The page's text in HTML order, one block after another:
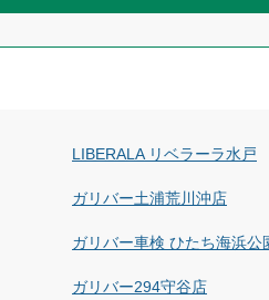
LIBERALA リベラーラ水戸
ガリバー土浦荒川沖店
ガリバー車検 ひたち海浜公
ガリバー294守谷店